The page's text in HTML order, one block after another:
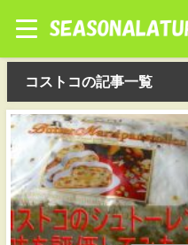
コストコの記事一覧